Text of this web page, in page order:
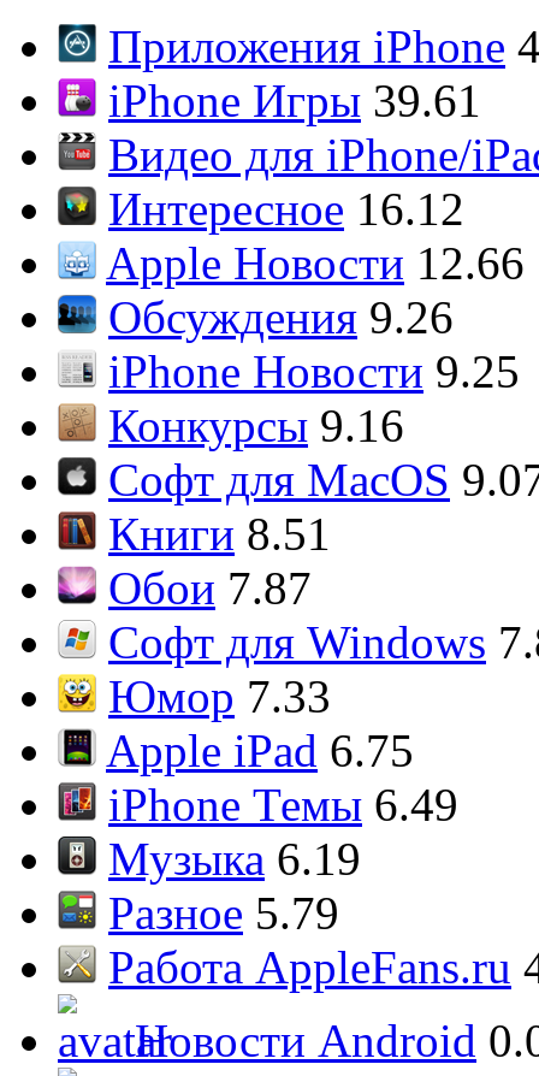
Приложения iPhone
iPhone Игры 39.61
Видео для iPhone/
Интересное 16.12
Apple Новости 12.66
Обсуждения 9.26
iPhone Новости 9.25
Конкурсы 9.16
Софт для MacOS
Книги 8.51
Обои 7.87
Софт для Windows
Юмор 7.33
Apple iPad 6.75
iPhone Темы 6.49
Музыка 6.19
Разное 5.79
Работа AppleFans.ru
Новости Android